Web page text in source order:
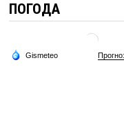
ПОГОДА